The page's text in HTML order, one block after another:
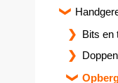
Bits en